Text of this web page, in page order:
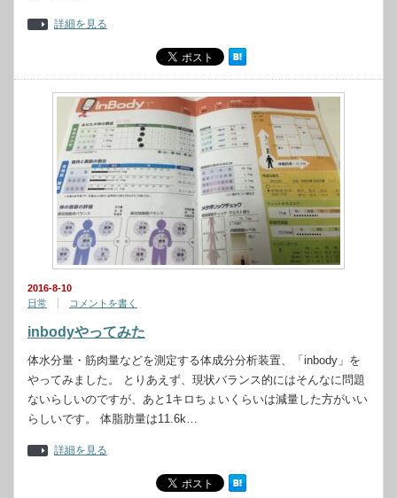
詳細を見る
2016-8-10
日常
コメントを書く
inbodyやってみた
体水分量・筋肉量などを測定する体成分分析装置、「inbody」を
やってみました。 とりあえず、現状バランス的にはそんなに問題
ないらしいのですが、あと1キロちょいくらいは減量した方がいい
らしいです。 体脂肪量は11.6k…
詳細を見る